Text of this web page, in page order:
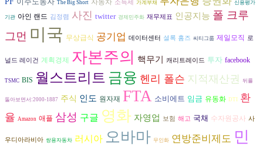
The Big Short 소득세 가계부채 신용평가
기관 아인 랜드 김정렴 사진 twitter 경제민주화 재무제표 인공지능 폴 크루
그먼 미국 무상급식 공기업 데이터센터 셜록 홈즈 씨티그룹 제일모직 로
널드 레이건 계획경제 자본주의 핵무기 캐리트레이드 투자 facebook
TSMC BIS 월스트리트 금융 헨리 폴슨 지적재산권 뒤를
돌아보면서:2000-1887 주식 인도 원자재 FTA 소비에트 임금 유동화 DTI 환
율 Amazon 애플 삼성 구글 영화 자영업 보험 해고 국채 수자원공사 사
우디아라비아 쌍용자동차 러시아 오바마 무인화 연방준비제도 민